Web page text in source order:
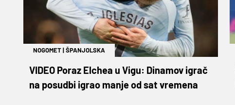
NOGOMET|ŠPANJOLSKA
VIDEO Poraz Elchea u Vigu: Dinamov igrač
na posudbi igrao manje od sat vremena